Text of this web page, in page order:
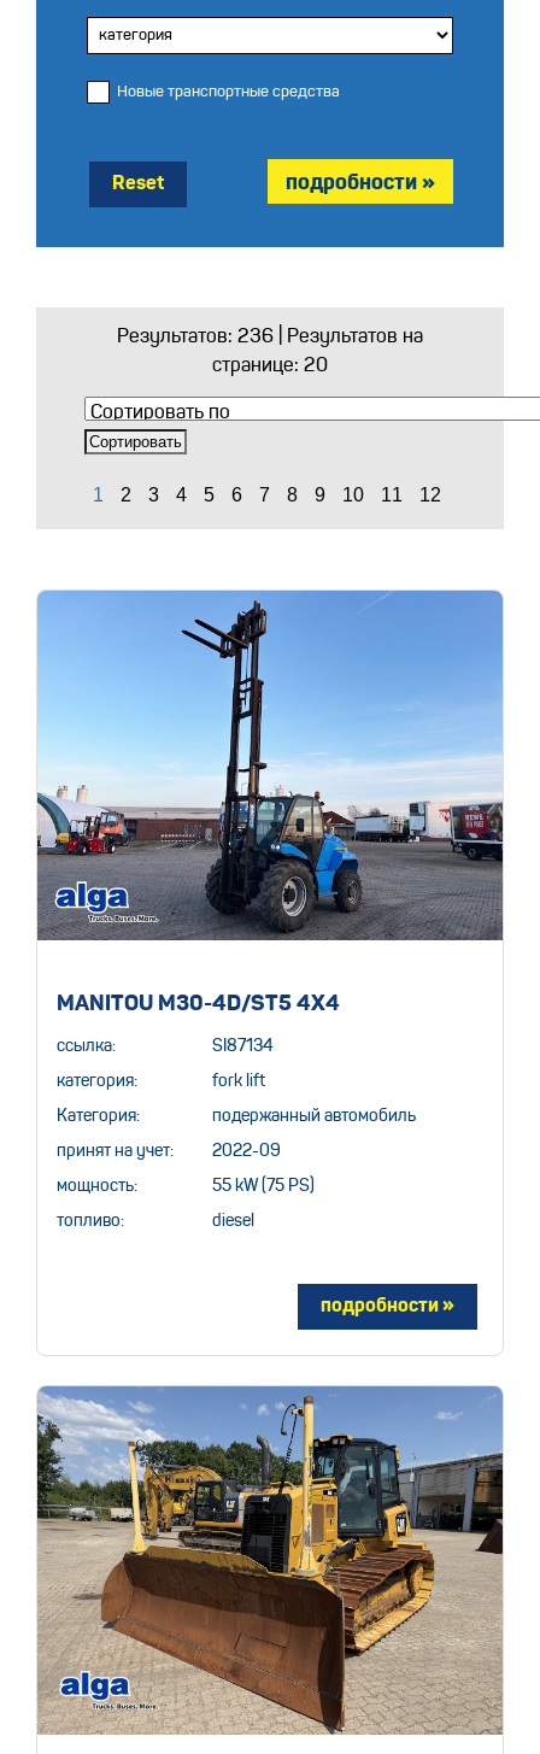
Новые транспортные средства
Reset
Результатов: 236 | Результатов на
странице: 20
MANITOU M30-4D/ST5 4X4
ссылка: SI87134
категория: fork lift
Категория: подержанный автомобиль
принят на учет: 2022-09
мощность: 55 kW (75 PS)
топливо: diesel